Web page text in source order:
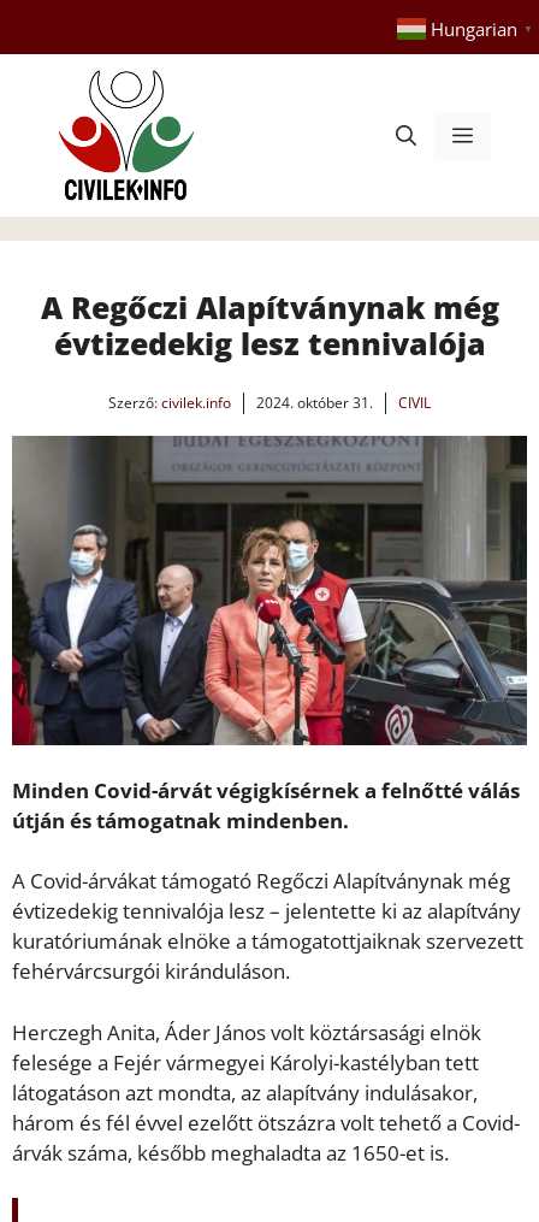
tartalomba
Hungarian ▼
Menü
A Regőczi Alapítványnak még
évtizedekig lesz tennivalója
Szerző:civilek.info 2024. október 31. CIVIL
Minden Covid-árvát végigkísérnek a felnőtté válás
útján és támogatnak mindenben.
A Covid-árvákat támogató Regőczi Alapítványnak még
évtizedekig tennivalója lesz – jelentette ki az alapítvány
kuratóriumának elnöke a támogatottjaiknak szervezett
fehérvárcsurgói kiránduláson.
Herczegh Anita, Áder János volt köztársasági elnök
felesége a Fejér vármegyei Károlyi-kastélyban tett
látogatáson azt mondta, az alapítvány indulásakor,
három és fél évvel ezelőtt ötszázra volt tehető a Covid-
árvák száma, később meghaladta az 1650-et is.